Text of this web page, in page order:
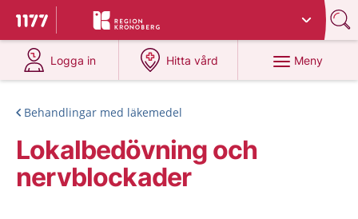
Till startsidan för 1177
Du har valt region
Logga in
på 1177.se
Hitta vård
på 1177.se
Meny
Behandlingar med läkemedel
Lokalbedövning och
nervblockader